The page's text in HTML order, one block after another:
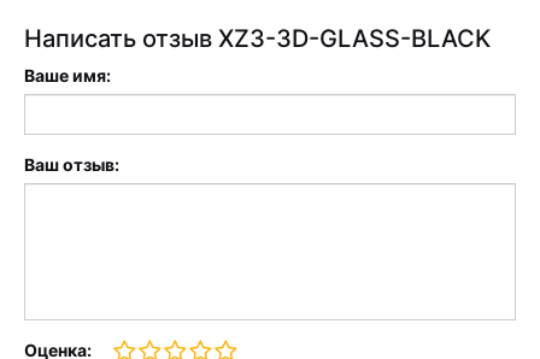
Написать отзыв XZ3-3D-GLASS-BLACK
Ваше имя:
Ваш отзыв:
Оценка: